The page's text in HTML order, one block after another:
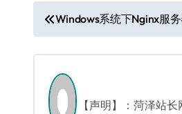
文
章
导
航
Windows系统下Nginx服
【声明】：菏泽站